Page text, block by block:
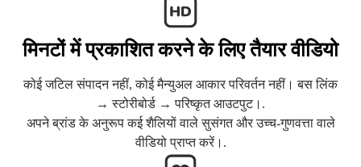
मिनटों में प्रकाशित करने के लिए तैयार वीडियो
कोई जटिल संपादन नहीं, कोई मैन्युअल आकार परिवर्तन नहीं। बस लिंक
→ स्टोरीबोर्ड → परिष्कृत आउटपुट।.
अपने ब्रांड के अनुरूप कई शैलियों वाले सुसंगत और उच्च-गुणवत्ता वाले
वीडियो प्राप्त करें।.